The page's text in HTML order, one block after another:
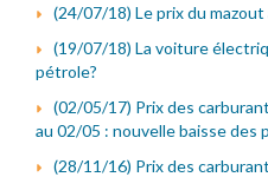
(24/07/18) Le prix du
(19/07/18) La voiture
pétrole?
(02/05/17) Prix des
au 02/05 : nouvelle baisse des
(28/11/16) Prix des